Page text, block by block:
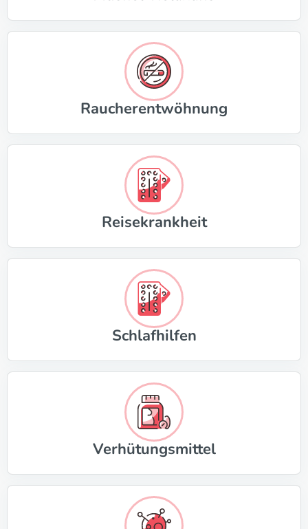
Raucherentwöhnung
Reisekrankheit
Schlafhilfen
Verhütungsmittel